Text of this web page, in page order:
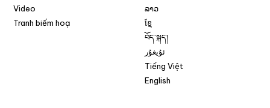
Video
Tranh biếm hoạ
ລາວ
ខ្មែ
བོད་སྐད།
ئۇيغۇر
Tiếng Việt
English